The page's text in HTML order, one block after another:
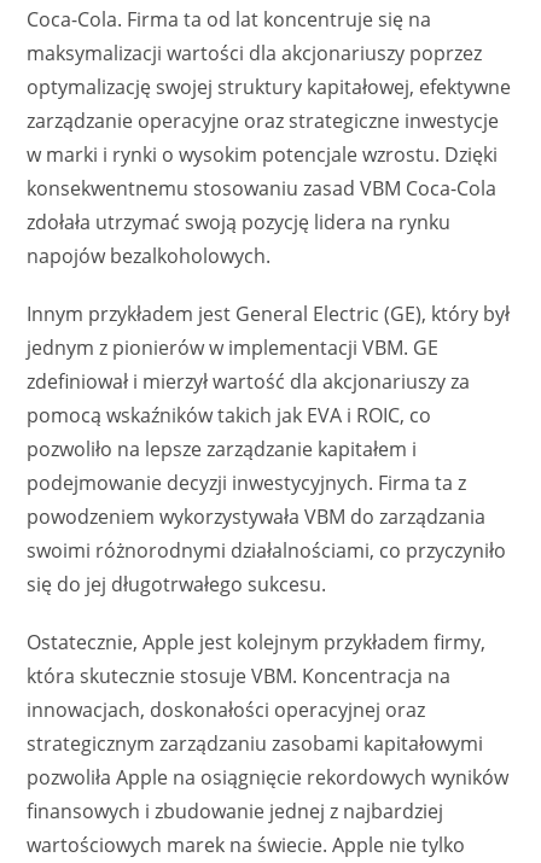
Coca-Cola. Firma ta od lat koncentruje się na
maksymalizacji wartości dla akcjonariuszy poprzez
optymalizację swojej struktury kapitałowej, efektywne
zarządzanie operacyjne oraz strategiczne inwestycje
w marki i rynki o wysokim potencjale wzrostu. Dzięki
konsekwentnemu stosowaniu zasad VBM Coca-Cola
zdołała utrzymać swoją pozycję lidera na rynku
napojów bezalkoholowych.
Innym przykładem jest General Electric (GE), który był
jednym z pionierów w implementacji VBM. GE
zdefiniował i mierzył wartość dla akcjonariuszy za
pomocą wskaźników takich jak EVA i ROIC, co
pozwoliło na lepsze zarządzanie kapitałem i
podejmowanie decyzji inwestycyjnych. Firma ta z
powodzeniem wykorzystywała VBM do zarządzania
swoimi różnorodnymi działalnościami, co przyczyniło
się do jej długotrwałego sukcesu.
Ostatecznie, Apple jest kolejnym przykładem firmy,
która skutecznie stosuje VBM. Koncentracja na
innowacjach, doskonałości operacyjnej oraz
strategicznym zarządzaniu zasobami kapitałowymi
pozwoliła Apple na osiągnięcie rekordowych wyników
finansowych i zbudowanie jednej z najbardziej
wartościowych marek na świecie. Apple nie tylko